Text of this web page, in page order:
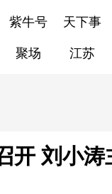
紫牛号 天下事
聚场 江苏
开 刘小涛